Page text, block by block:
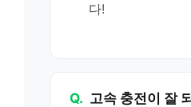
다!
Q. 고속 충전이 잘